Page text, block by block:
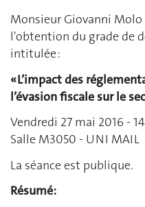
Monsieur Giovanni
l'obtention du grade de
intitulée :
« L’impact des
l’évasion fiscale sur le
Vendredi 27 mai 2016 -
Salle M3050 - UNI MAIL
La séance est publique.
Résumé: